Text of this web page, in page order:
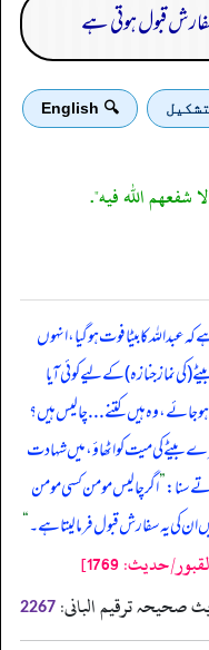
قبول ہوتی ہے
🔍 English
شفعهم الله فيه".
عبداللہ کا بیٹا فوت ہو گیا، انہوں
(کی نماز جنازہ) کے لیے کوئی آیا
جائے، وہ ہیں کتنے . . . چالیس ہیں؟
بیٹے کی میت کو اٹھاؤ، میں شہادت
سنا:”اگر چالیس مومن کسی مومن
کی یہ سفارش قبول فرما لیتا ہے۔“
حدیث: 1769]
صحیحہ ترقیم البانی: 2267